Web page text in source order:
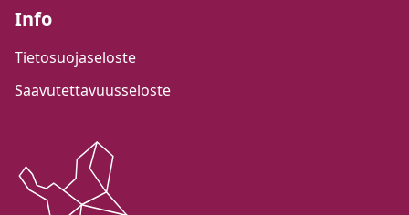
Info
Tietosuojaseloste
Saavutettavuusseloste